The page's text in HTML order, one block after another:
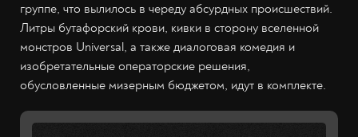
группе, что вылилось в череду абсурдных происшествий.
Литры бутафорский крови, кивки в сторону вселенной
монстров Universal, а также диалоговая комедия и
изобретательные операторские решения,
обусловленные мизерным бюджетом, идут в комплекте.